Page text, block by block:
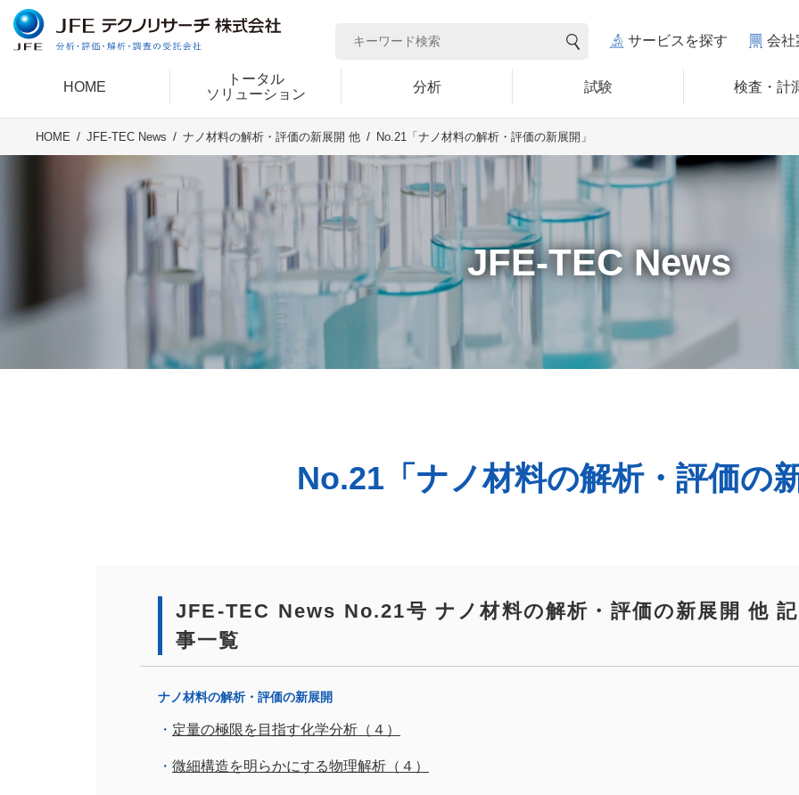
HOME
トータル
ソリューション
分析 試験 検査・計
サービスを探す 会社
HOME JFE-TEC News ナノ材料の解析・評価の新展開 他 No.21「ナノ材料の解析・評価の新展開」
JFE-TEC News
No.21「ナノ材料の解析・評価の
JFE-TEC News No.21号 ナノ材料の解析・評価の新展開 他 記
事一覧
ナノ材料の解析・評価の新展開
定量の極限を目指す化学分析（４）
微細構造を明らかにする物理解析（４）